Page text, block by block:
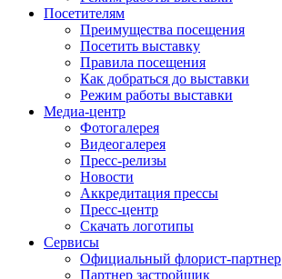
Посетителям
Преимущества посещения
Посетить выставку
Правила посещения
Как добраться до выставки
Режим работы выставки
Медиа-центр
Фотогалерея
Видеогалерея
Пресс-релизы
Новости
Аккредитация прессы
Пресс-центр
Скачать логотипы
Сервисы
Официальный флорист-партнер
Партнер застройщик